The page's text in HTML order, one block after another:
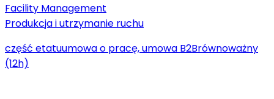
Facility Management
Produkcja i utrzymanie ruchu
część etatuumowa o pracę, umowa B2Brównoważny
(12h)